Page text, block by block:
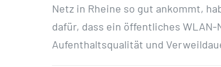
Netz in Rheine so gut ankommt,
dafür, dass ein öffentliches
Aufenthaltsqualität und